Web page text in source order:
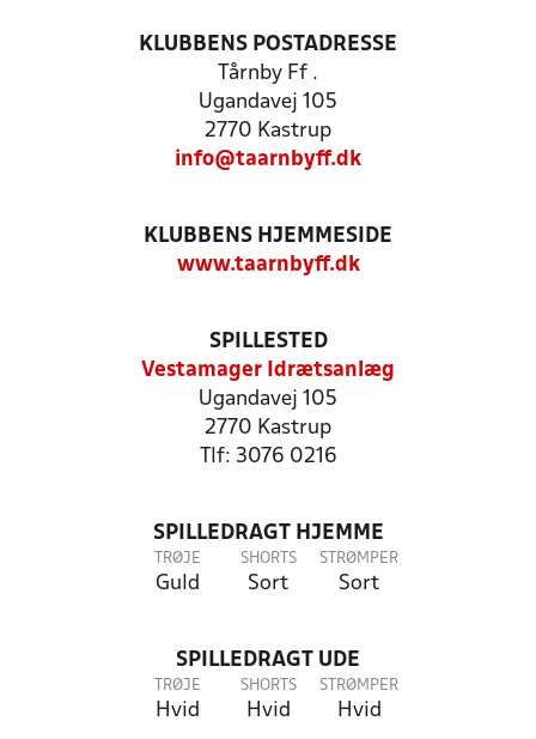
KLUBBENS POSTADRESSE
Tårnby Ff .
Ugandavej 105
2770 Kastrup
info@taarnbyff.dk
KLUBBENS HJEMMESIDE
www.taarnbyff.dk
SPILLESTED
Vestamager Idrætsanlæg
Ugandavej 105
2770 Kastrup
Tlf: 3076 0216
SPILLEDRAGT HJEMME
TRØJE
Guld
SHORTS
Sort
STRØMPER
Sort
SPILLEDRAGT UDE
TRØJE
Hvid
SHORTS
Hvid
STRØMPER
Hvid